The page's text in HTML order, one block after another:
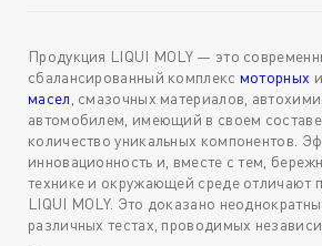
Продукция LIQUI MOLY — это
сбалансированный комплекс моторных
масел , смазочных материалов,
автомобилем, имеющий в своем
количество уникальных компонентов.
инновационность и, вместе с тем,
технике и окружающей среде отличают
LIQUI MOLY. Это доказано
различных тестах, проводимых